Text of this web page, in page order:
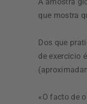
que mostra
Dos que
de exercício
«O facto de